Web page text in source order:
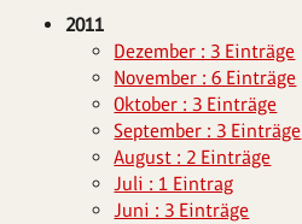
2011
Dezember : 3 Einträge
November : 6 Einträge
Oktober : 3 Einträge
September : 3 Einträge
August : 2 Einträge
Juli : 1 Eintrag
Juni : 3 Einträge